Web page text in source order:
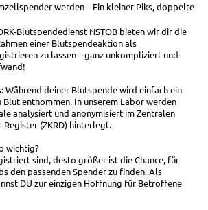
werden – Ein kleiner Piks, doppelte
Blutspendedienst NSTOB bieten wir dir die
einer Blutspendeaktion als
zu lassen – ganz unkompliziert und
Während deiner Blutspende wird einfach ein
Blut entnommen. In unserem Labor werden
analysiert und anonymisiert im Zentralen
Register (ZKRD) hinterlegt.
wichtig?
sind, desto größer ist die Chance, für
den passenden Spender zu finden. Als
DU zur einzigen Hoffnung für Betroffene